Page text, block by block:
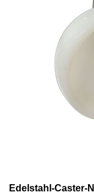
Edelstahl-Caster-